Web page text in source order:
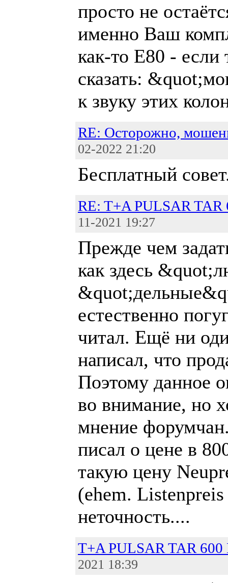
просто не
именно Ваш
как-то Е80 - если
сказать:
к звуку этих
RE: Осторожно,
02-2022 21:20
Бесплатный
RE: T+A PULSAR TAR
11-2021 19:27
Прежде чем
как здесь
естественно
читал. Ещё ни
написал, что
Поэтому данное
во внимание, но
мнение
писал о цене в
такую цену
(ehem.
неточность....
T+A PULSAR TAR 600
2021 18:39